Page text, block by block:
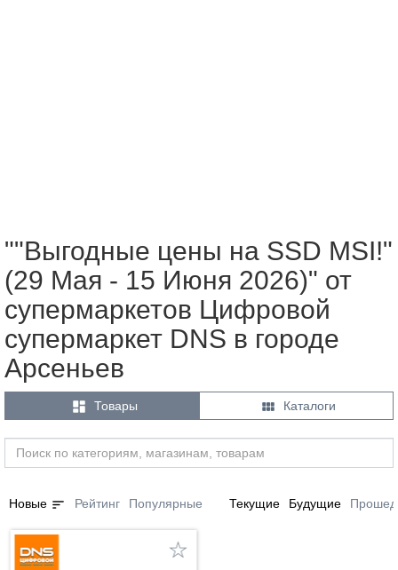
""Выгодные цены на SSD MSI!"
(29 Мая - 15 Июня 2026)" от
супермаркетов Цифровой
супермаркет DNS в городе
Арсеньев
 Товары  Каталоги
Новые sort Рейтинг Популярные Текущие Будущие